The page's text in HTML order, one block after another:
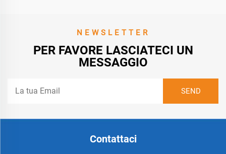
NEWSLETTER
PER FAVORE LASCIATECI UN
MESSAGGIO
Contattaci